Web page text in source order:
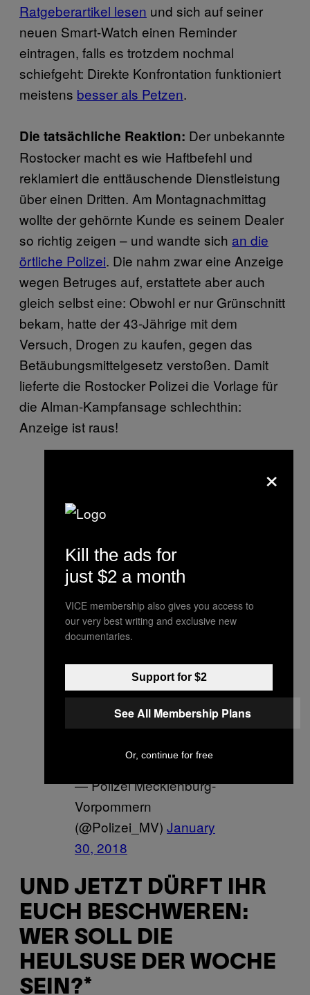
Ratgeberartikel lesen und sich auf seiner
neuen Smart-Watch einen Reminder
eintragen, falls es trotzdem nochmal
schiefgeht: Direkte Konfrontation funktioniert
meistens besser als Petzen.
Die tatsächliche Reaktion: Der unbekannte
Rostocker macht es wie Haftbefehl und
reklamiert die enttäuschende Dienstleistung
über einen Dritten. Am Montagnachmittag
wollte der gehörnte Kunde es seinem Dealer
so richtig zeigen – und wandte sich an die
örtliche Polizei. Die nahm zwar eine Anzeige
wegen Betruges auf, erstattete aber auch
gleich selbst eine: Obwohl er nur Grünschnitt
bekam, hatte der 43-Jährige mit dem
Versuch, Drogen zu kaufen, gegen das
Betäubungsmittelgesetz verstoßen. Damit
lieferte die Rostocker Polizei die Vorlage für
die Alman-Kampfansage schlechthin:
Anzeige ist raus!
Beim
betrogen…
43-Jähriger zeigte gestern
an, dass er statt echtem
#Stoffnur Grünschnitt in
der Tüte hatte.
Anzeige wegen#Betrug
wurde aufgenommen &
natürlich wegen Verstoß
#BtmG– gegen den
Anzeigenerstatter.
— Polizei Mecklenburg-
Vorpommern
(@Polizei_MV) January
30, 2018
UND JETZT DÜRFT IHR
EUCH BESCHWEREN:
WER SOLL DIE
HEULSUSE DER WOCHE
SEIN?*
×
Kill the ads for
just $2 a month
VICE membership also gives you access to
our very best writing and exclusive new
documentaries.
Support for $2
See All Membership Plans
Or, continue for free